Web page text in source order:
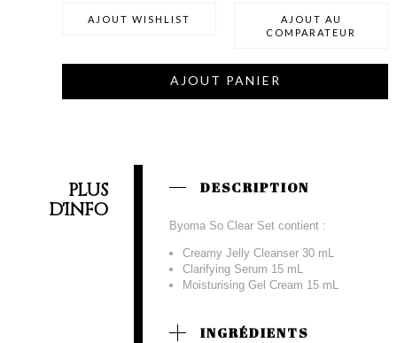
AJOUT WISHLIST
AJOUT AU
COMPARATEUR
AJOUT PANIER
PLUS
D'INFO
DESCRIPTION
Byoma So Clear Set contient :
Creamy Jelly Cleanser 30 mL
Clarifying Serum 15 mL
Moisturising Gel Cream 15 mL
INGRÉDIENTS